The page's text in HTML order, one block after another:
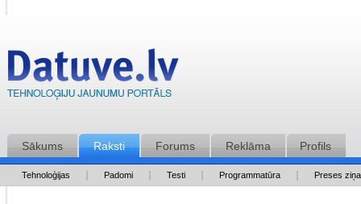
Sākums Raksti Forums Reklāma Profils
Tehnoloģijas Padomi Testi Programmatūra Preses